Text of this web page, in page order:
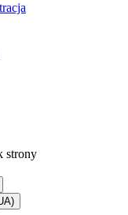
się w nowej karcie
strony